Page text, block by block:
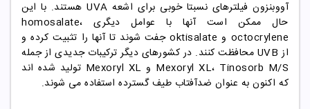
آووبنزون فیلترهای نسبتا خوبی برای اشعه UVA هستند. با این
حال ممکن است آنها با عوامل دیگری homosalate،
octocrylene و oktisalate جفت شوند تا آنها را تثبیت کرده و
از UVB محافظت کنند. در کشورهای دیگر ترکیبات جدیدی از جمله
Mexoryl XL، Tinosorb M/S و Mexoryl XL تولید شده اند
که اکنون به عنوان ضدآفتاب طیف گسترده استفاده می شوند.